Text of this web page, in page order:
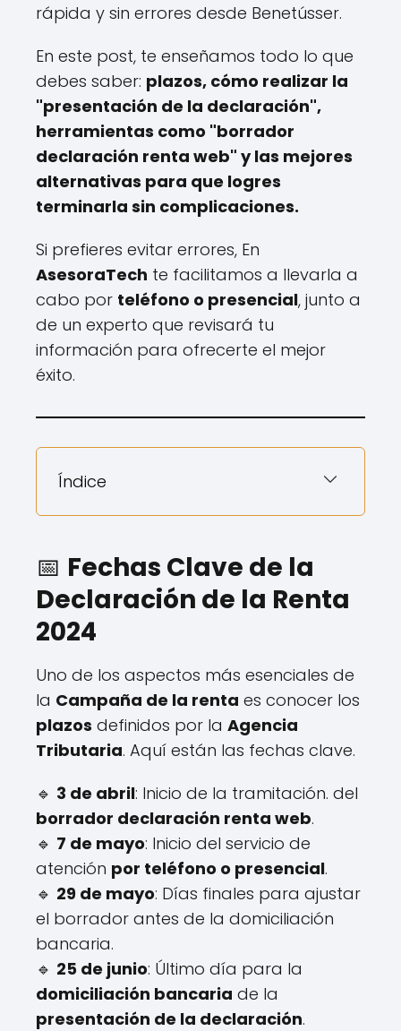
rápida y sin errores desde Benetússer.
En este post, te enseñamos todo lo que
debes saber: plazos, cómo realizar la
"presentación de la declaración",
herramientas como "borrador
declaración renta web" y las mejores
alternativas para que logres
terminarla sin complicaciones.
Si prefieres evitar errores, En
AsesoraTech te facilitamos a llevarla a
cabo por teléfono o presencial, junto a
de un experto que revisará tu
información para ofrecerte el mejor
éxito.
Índice
📅 Fechas Clave de la
Declaración de la Renta
2024
Uno de los aspectos más esenciales de
la Campaña de la renta es conocer los
plazos definidos por la Agencia
Tributaria. Aquí están las fechas clave.
🔹 3 de abril: Inicio de la tramitación. del
borrador declaración renta web.
🔹 7 de mayo: Inicio del servicio de
atención por teléfono o presencial.
🔹 29 de mayo: Días finales para ajustar
el borrador antes de la domiciliación
bancaria.
🔹 25 de junio: Último día para la
domiciliación bancaria de la
presentación de la declaración.